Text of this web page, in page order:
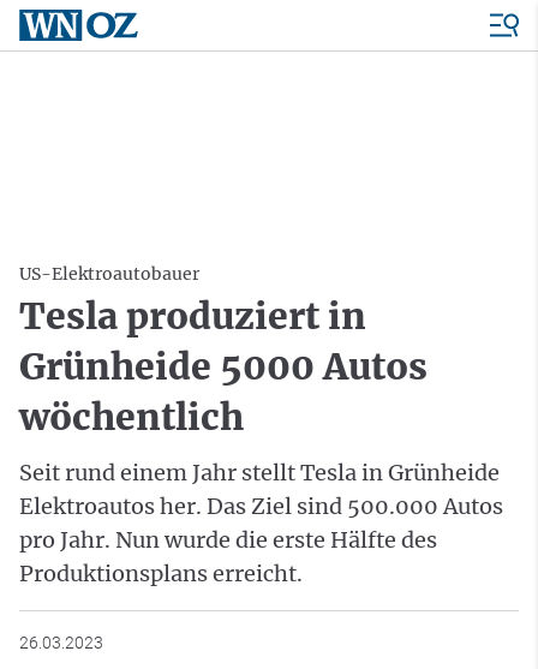
US-Elektroautobauer
Tesla produziert in
Grünheide 5000 Autos
wöchentlich
Seit rund einem Jahr stellt Tesla in Grünheide
Elektroautos her. Das Ziel sind 500.000 Autos
pro Jahr. Nun wurde die erste Hälfte des
Produktionsplans erreicht.
26.03.2023